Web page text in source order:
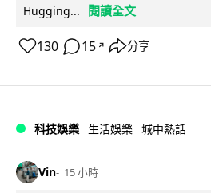
Hugging...
閱讀全文
130 15 ↗ 分享
科技娛樂 生活娛樂 城中熱話
Vin 15 小時